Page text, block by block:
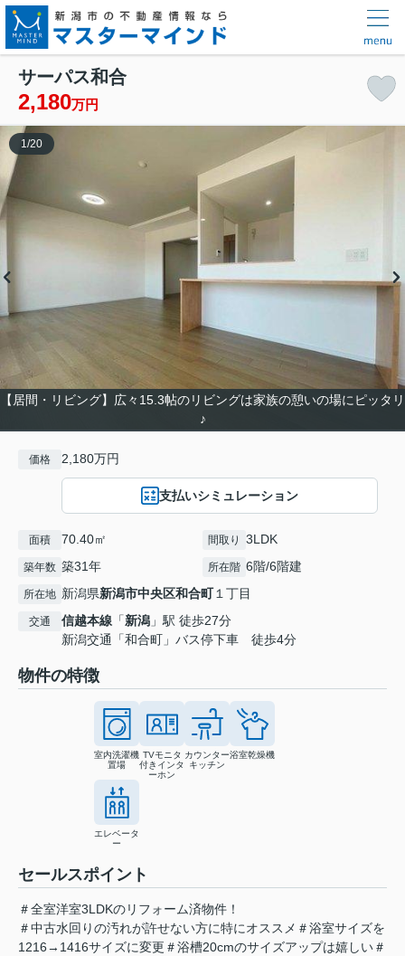
サーパス和合
2,180万円
【居間・リビング】広々15.3帖のリビングは家族の憩いの場にピッタリ
♪
1 /20
価格 2,180万円
支払いシミュレーション
面積 70.40㎡ 間取り 3LDK
築年数 築31年 所在階 6階/6階建
所在地 新潟県新潟市中央区和合町１丁目
交通 信越本線 「新潟 」駅 徒歩27分
新潟交通「和合町」バス停下車 徒歩4分
物件の特徴
室内洗濯機
置場
TVモニタ
付きインタ
ーホン
カウンター
キッチン
浴室乾燥機
エレベータ
ー
セールスポイント
＃全室洋室3LDKのリフォーム済物件！
＃中古水回りの汚れが許せない方に特にオススメ＃浴室サイズを
1216→1416サイズに変更＃浴槽20cmのサイズアップは嬉しい＃